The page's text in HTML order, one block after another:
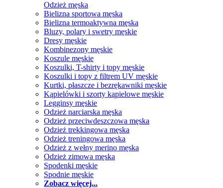
Odzież męska
Bielizna sportowa męska
Bielizna termoaktywna męska
Bluzy, polary i swetry męskie
Dresy męskie
Kombinezony męskie
Koszule męskie
Koszulki, T-shirty i topy męskie
Koszulki i topy z filtrem UV męskie
Kurtki, płaszcze i bezrękawniki męskie
Kąpielówki i szorty kąpielowe męskie
Legginsy męskie
Odzież narciarska męska
Odzież przeciwdeszczowa męska
Odzież trekkingowa męska
Odzież treningowa męska
Odzież z wełny merino męska
Odzież zimowa męska
Spodenki męskie
Spodnie męskie
Zobacz więcej...